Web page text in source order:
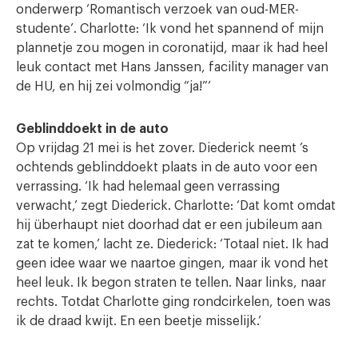
onderwerp ‘Romantisch verzoek van oud-MER-
studente’. Charlotte: ‘Ik vond het spannend of mijn
plannetje zou mogen in coronatijd, maar ik had heel
leuk contact met Hans Janssen, facility manager van
de HU, en hij zei volmondig “ja!”’
Geblinddoekt in de auto
Op vrijdag 21 mei is het zover. Diederick neemt ’s
ochtends geblinddoekt plaats in de auto voor een
verrassing. ‘Ik had helemaal geen verrassing
verwacht,’ zegt Diederick. Charlotte: ‘Dat komt omdat
hij überhaupt niet doorhad dat er een jubileum aan
zat te komen,’ lacht ze. Diederick: ‘Totaal niet. Ik had
geen idee waar we naartoe gingen, maar ik vond het
heel leuk. Ik begon straten te tellen. Naar links, naar
rechts. Totdat Charlotte ging rondcirkelen, toen was
ik de draad kwijt. En een beetje misselijk.’